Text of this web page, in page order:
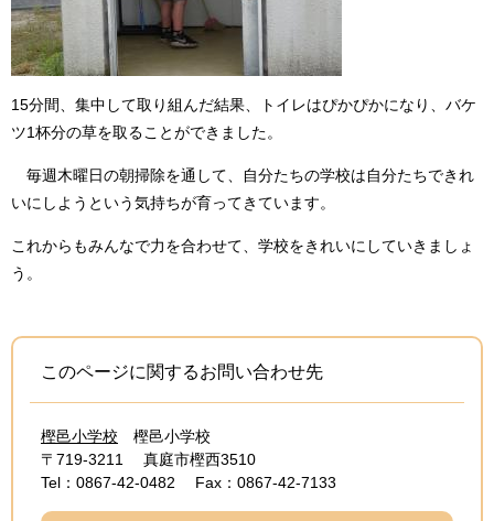
15分間、集中して取り組んだ結果、トイレはぴかぴかになり、バケ
ツ1杯分の草を取ることができました。
毎週木曜日の朝掃除を通して、自分たちの学校は自分たちできれ
いにしようという気持ちが育ってきています。
これからもみんなで力を合わせて、学校をきれいにしていきましょ
う。
このページに関するお問い合わせ先
樫邑小学校
樫邑小学校
〒719-3211
真庭市樫西3510
Tel：0867-42-0482
Fax：0867-42-7133